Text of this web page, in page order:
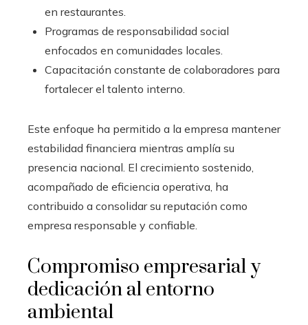
en restaurantes.
Programas de responsabilidad social
enfocados en comunidades locales.
Capacitación constante de colaboradores para
fortalecer el talento interno.
Este enfoque ha permitido a la empresa mantener
estabilidad financiera mientras amplía su
presencia nacional. El crecimiento sostenido,
acompañado de eficiencia operativa, ha
contribuido a consolidar su reputación como
empresa responsable y confiable.
Compromiso empresarial y
dedicación al entorno
ambiental